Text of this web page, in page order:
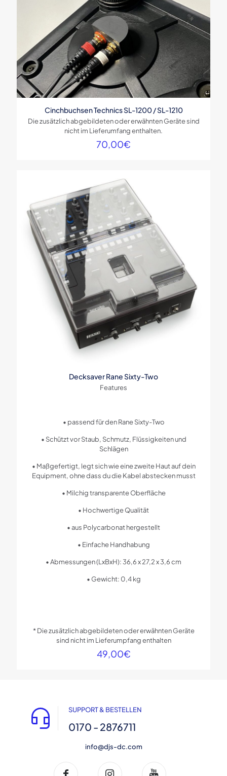
Cinchbuchsen Technics SL-1200 / SL-1210
Die zusätzlich abgebildeten oder erwähnten Geräte sind
nicht im Lieferumfang enthalten.
70,00€
Decksaver Rane Sixty-Two
Features
• passend für den Rane Sixty-Two
• Schützt vor Staub, Schmutz, Flüssigkeiten und
Schlägen
• Maßgefertigt, legt sich wie eine zweite Haut auf dein
Equipment, ohne dass du die Kabel abstecken musst
• Milchig transparente Oberfläche
• Hochwertige Qualität
• aus Polycarbonat hergestellt
• Einfache Handhabung
• Abmessungen (LxBxH): 36,6 x 27,2 x 3,6 cm
• Gewicht: 0,4 kg
* Die zusätzlich abgebildeten oder erwähnten Geräte
sind nicht im Lieferumpfang enthalten
49,00€
SUPPORT & BESTELLEN
0170 - 2876711
info@djs-dc.com